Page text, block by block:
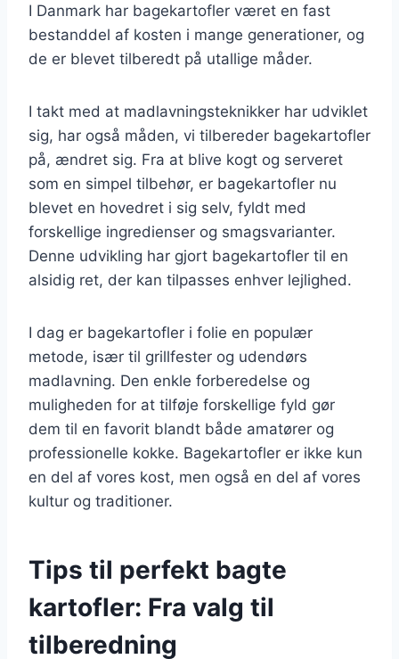
I Danmark har bagekartofler været en fast
bestanddel af kosten i mange generationer, og
de er blevet tilberedt på utallige måder.
I takt med at madlavningsteknikker har udviklet
sig, har også måden, vi tilbereder bagekartofler
på, ændret sig. Fra at blive kogt og serveret
som en simpel tilbehør, er bagekartofler nu
blevet en hovedret i sig selv, fyldt med
forskellige ingredienser og smagsvarianter.
Denne udvikling har gjort bagekartofler til en
alsidig ret, der kan tilpasses enhver lejlighed.
I dag er bagekartofler i folie en populær
metode, især til grillfester og udendørs
madlavning. Den enkle forberedelse og
muligheden for at tilføje forskellige fyld gør
dem til en favorit blandt både amatører og
professionelle kokke. Bagekartofler er ikke kun
en del af vores kost, men også en del af vores
kultur og traditioner.
Tips til perfekt bagte
kartofler: Fra valg til
tilberedning